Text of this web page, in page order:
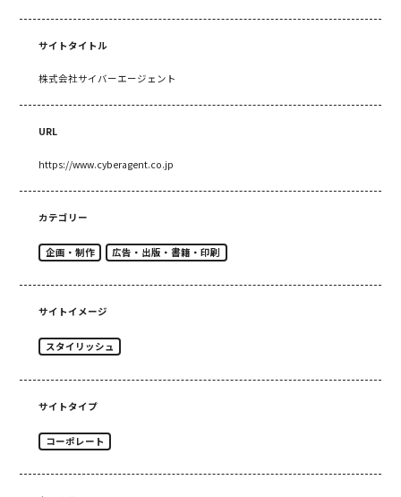
サイトタイトル
株式会社サイバーエージェント
URL
https://www.cyberagent.co.jp
カテゴリー
企画・制作 広告・出版・書籍・印刷
サイトイメージ
スタイリッシュ
サイトタイプ
コーポレート